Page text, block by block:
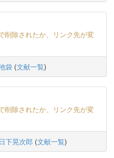
削除されたか、リンク先が変
袋 (文献一覧)
削除されたか、リンク先が変
日下晃次郎 (文献一覧)